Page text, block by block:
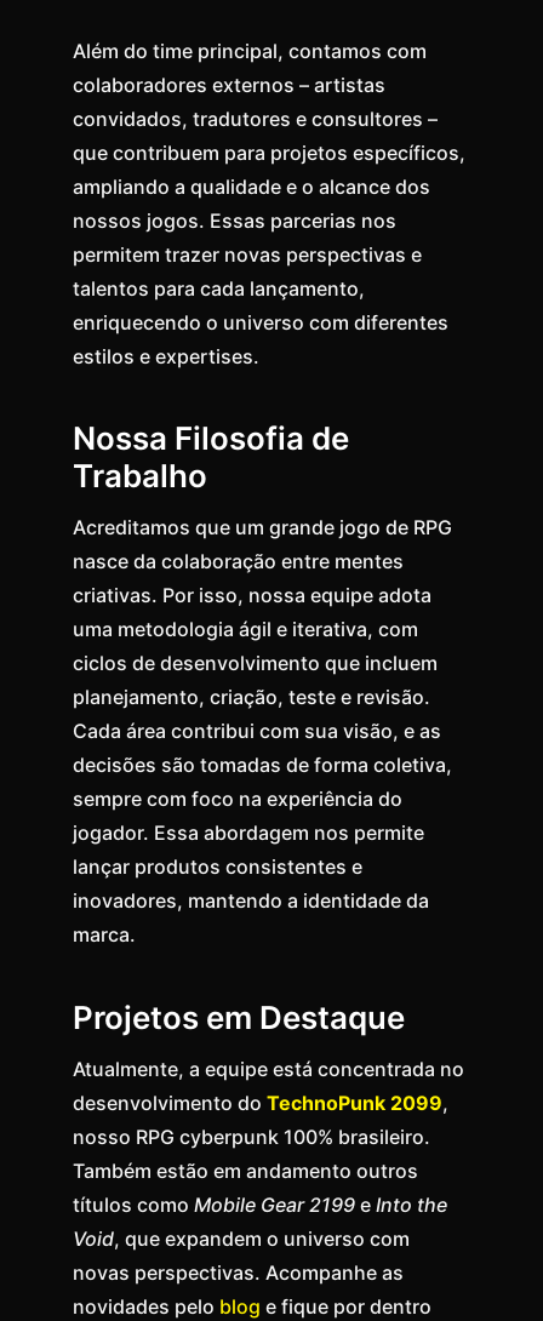
Além do time principal, contamos com
colaboradores externos – artistas
convidados, tradutores e consultores –
que contribuem para projetos específicos,
ampliando a qualidade e o alcance dos
nossos jogos. Essas parcerias nos
permitem trazer novas perspectivas e
talentos para cada lançamento,
enriquecendo o universo com diferentes
estilos e expertises.
Nossa Filosofia de
Trabalho
Acreditamos que um grande jogo de RPG
nasce da colaboração entre mentes
criativas. Por isso, nossa equipe adota
uma metodologia ágil e iterativa, com
ciclos de desenvolvimento que incluem
planejamento, criação, teste e revisão.
Cada área contribui com sua visão, e as
decisões são tomadas de forma coletiva,
sempre com foco na experiência do
jogador. Essa abordagem nos permite
lançar produtos consistentes e
inovadores, mantendo a identidade da
marca.
Projetos em Destaque
Atualmente, a equipe está concentrada no
desenvolvimento do TechnoPunk 2099,
nosso RPG cyberpunk 100% brasileiro.
Também estão em andamento outros
títulos como Mobile Gear 2199 e Into the
Void, que expandem o universo com
novas perspectivas. Acompanhe as
novidades pelo blog e fique por dentro